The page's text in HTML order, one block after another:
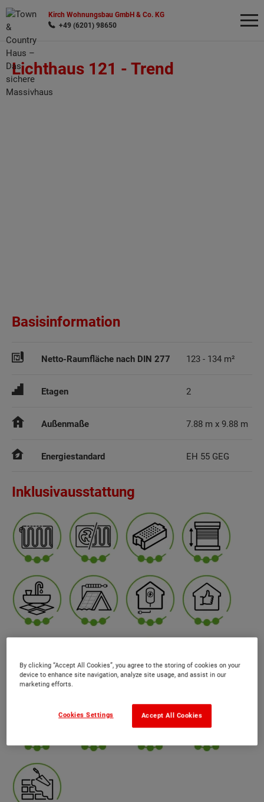
Kirch Wohnungsbau GmbH & Co. KG
+49 (6201) 98650
Lichthaus 121 - Trend
Basisinformation
Netto-Raumfläche nach DIN 277 123 - 134 m²
Etagen 2
Außenmaße 7.88 m x 9.88 m
Energiestandard EH 55 GEG
Inklusivausstattung
Wonach möchten Sie suchen?
By clicking “Accept All Cookies”, you agree to the storing of cookies on your
device to enhance site navigation, analyze site usage, and assist in our
marketing efforts.
Accept All Cookies
Cookies Settings